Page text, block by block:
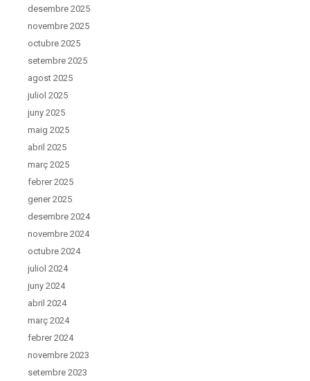
desembre 2025
novembre 2025
octubre 2025
setembre 2025
agost 2025
juliol 2025
juny 2025
maig 2025
abril 2025
març 2025
febrer 2025
gener 2025
desembre 2024
novembre 2024
octubre 2024
juliol 2024
juny 2024
abril 2024
març 2024
febrer 2024
novembre 2023
setembre 2023